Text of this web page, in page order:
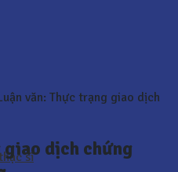
sĩ
văn: Thực trạng giao dịch
giao dịch chứng